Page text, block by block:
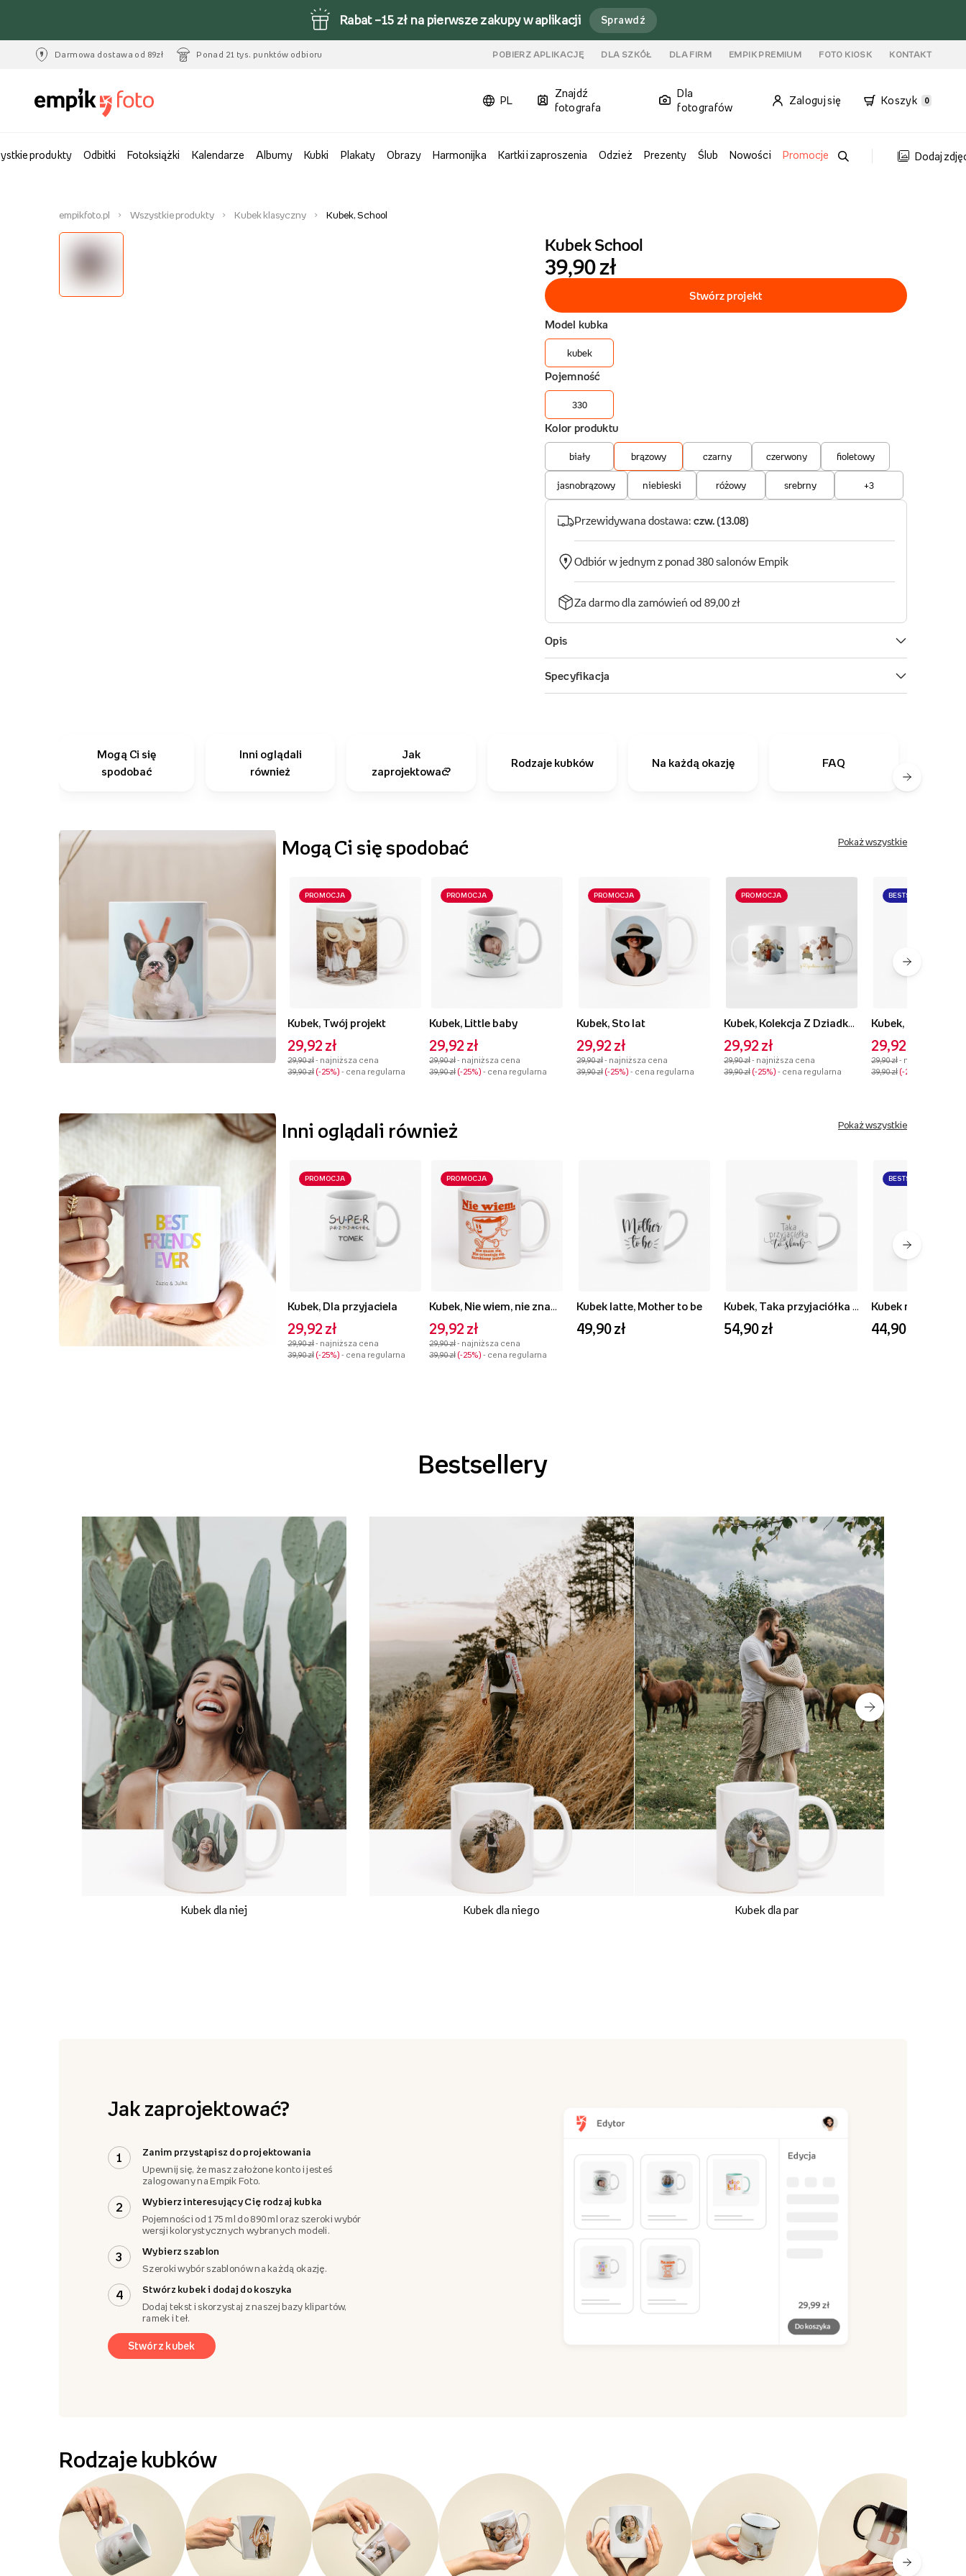
Rabat –15 zł na pierwsze zakupy w aplikacji Sprawdź
Darmowa dostawa od 89zł Ponad 21 tys. punktów odbioru POBIERZ APLIKACJĘ DLA SZKÓŁ DLA FIRM EMPIK PREMIUM FOTO KIOSK KONTAKT
PL
Znajdź
fotografa
Dla
fotografów
Zaloguj się Koszyk 0
produkty Odbitki Fotoksiążki Kalendarze Albumy Kubki Plakaty Obrazy Harmonijka Kartki i zaproszenia Odzież Prezenty Ślub Nowości Promocje Dodaj
empikfoto.pl Wszystkie produkty Kubek klasyczny Kubek, School
Mogą Ci się
spodobać
Inni oglądali
również
Jak
zaprojektować?
Rodzaje kubków Na każdą okazję FAQ
Mogą Ci się spodobać Pokaż wszystkie
PROMOCJA
Kubek, Twój projekt
29,92 zł
29,90 zł- najniższa cena
39,90 zł -25% - cena regularna
PROMOCJA
Kubek, Little baby
29,92 zł
29,90 zł- najniższa cena
39,90 zł -25% - cena regularna
PROMOCJA
Kubek, Sto lat
29,92 zł
29,90 zł- najniższa cena
39,90 zł -25% - cena regularna
PROMOCJA
29,92 zł
29,90 zł- najniższa cena
39,90 zł -25% - cena regularna
BESTSELLER
Kubek, Rodzinne
29,92 zł
29,90 zł- najniższa cena
39,90 zł -25%
Inni oglądali również Pokaż wszystkie
PROMOCJA
Kubek, Dla przyjaciela
29,92 zł
29,90 zł- najniższa cena
39,90 zł -25% - cena regularna
PROMOCJA
29,92 zł
29,90 zł- najniższa cena
39,90 zł -25% - cena regularna
Kubek latte, Mother to be
49,90 zł 54,90 zł
BESTSELLER
44,90 zł
Bestsellery
Kubek dla niej Kubek dla niego Kubek dla par
Jak zaprojektować?
1
Zanim przystąpisz do projektowania
Upewnij się, że masz założone konto i jesteś
zalogowany na Empik Foto.
2
Wybierz interesujący Cię rodzaj kubka
Pojemności od 175 ml do 890 ml oraz szeroki wybór
wersji kolorystycznych wybranych modeli.
3
Wybierz szablon
Szeroki wybór szablonów na każdą okazję.
4
Stwórz kubek i dodaj do koszyka
Dodaj tekst i skorzystaj z naszej bazy klipartów,
ramek i teł.
Stwórz kubek
Rodzaje kubków